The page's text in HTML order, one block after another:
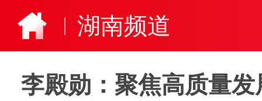
湖南频道
李殿勋：聚焦高质量